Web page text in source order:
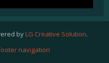
byLG Creative Solution.
navigation